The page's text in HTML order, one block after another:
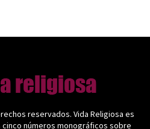
reservados. Vida Religiosa es
cinco números monográficos sobre